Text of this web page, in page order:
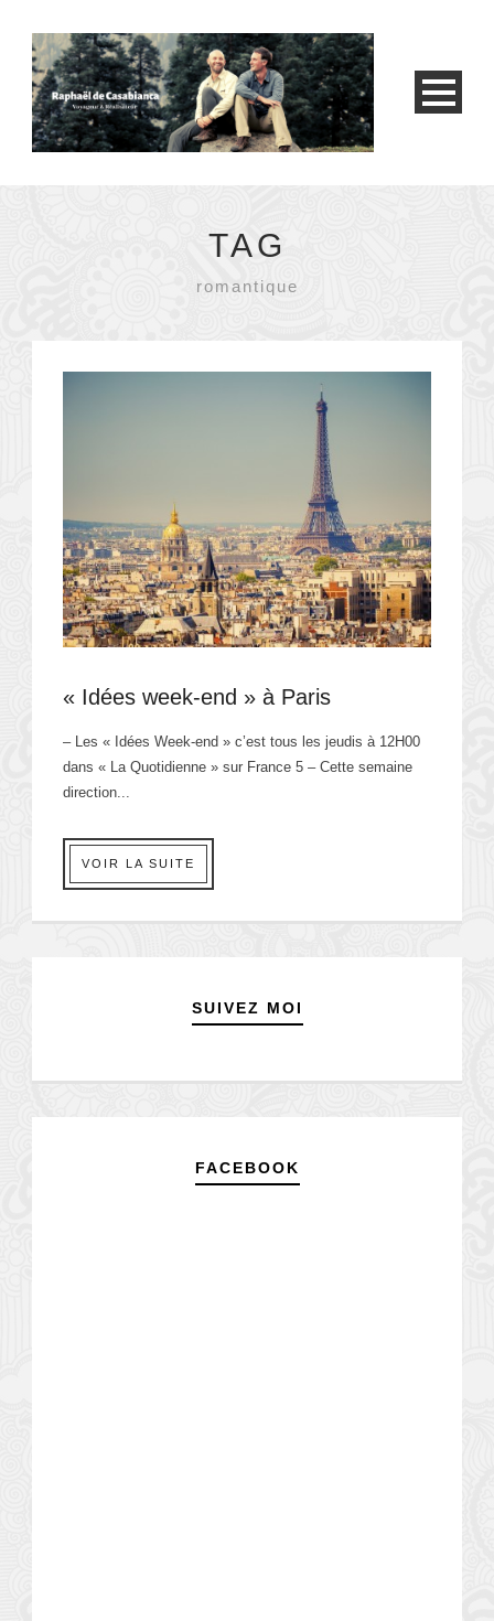
TAG
romantique
« Idées week-end » à Paris
– Les « Idées Week-end » c’est tous les jeudis à 12H00
dans « La Quotidienne » sur France 5 – Cette semaine
direction...
VOIR LA SUITE
SUIVEZ MOI
FACEBOOK